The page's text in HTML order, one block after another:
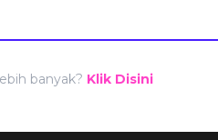
banyak? Klik Disini